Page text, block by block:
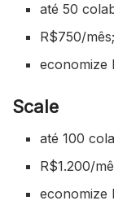
até 50
R$750/mês;
economize
Scale
até 100
R$1.200/
economize